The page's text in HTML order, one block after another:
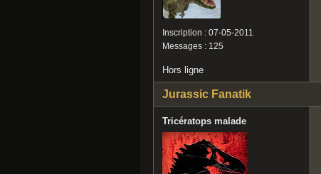
Inscription : 07-05-2011
Messages : 125
Hors ligne
Jurassic Fanatik
Tricératops malade